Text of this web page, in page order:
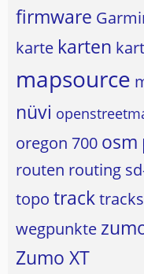
firmware
karte karten
mapsource
nüvi
oregon 700 osm
routen routing
topo tracktracks
wegpunkte
Zumo XT